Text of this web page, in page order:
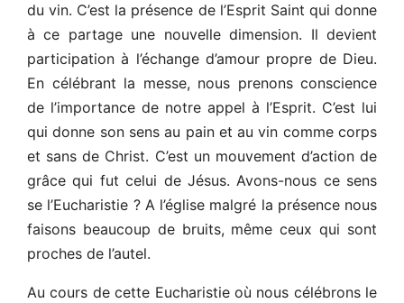
du vin. C’est la présence de l’Esprit Saint qui donne
à ce partage une nouvelle dimension. Il devient
participation à l’échange d’amour propre de Dieu.
En célébrant la messe, nous prenons conscience
de l’importance de notre appel à l’Esprit. C’est lui
qui donne son sens au pain et au vin comme corps
et sans de Christ. C’est un mouvement d’action de
grâce qui fut celui de Jésus. Avons-nous ce sens
se l’Eucharistie ? A l’église malgré la présence nous
faisons beaucoup de bruits, même ceux qui sont
proches de l’autel.
Au cours de cette Eucharistie où nous célébrons le